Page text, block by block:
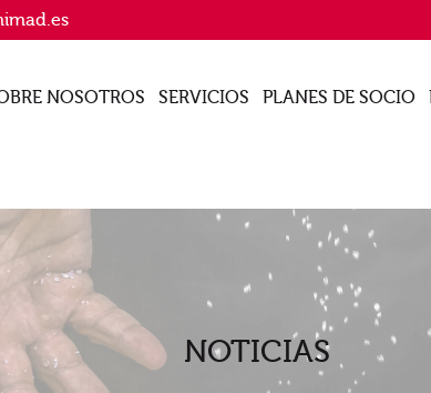
NOSOTROS SERVICIOS PLANES DE SOCIO
NOTICIAS